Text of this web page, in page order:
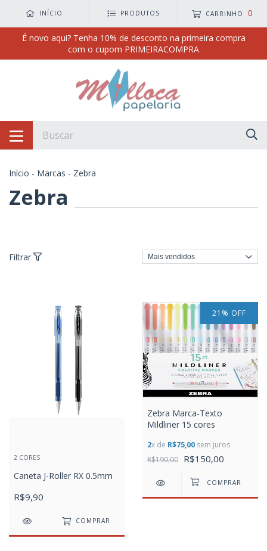
INÍCIO PRODUTOS CARRINHO 0
É novo aqui? Tenha 10% de desconto na primeira compra
com o cupom PRIMEIRACOMPRA
Início - Marcas - Zebra
Zebra
Filtrar
2 CORES
Caneta J-Roller RX 0.5mm
R$9,90
COMPRAR
21 % OFF
Zebra Marca-Texto
Mildliner 15 cores
2x de R$75,00 sem juros
R$190,00 R$150,00